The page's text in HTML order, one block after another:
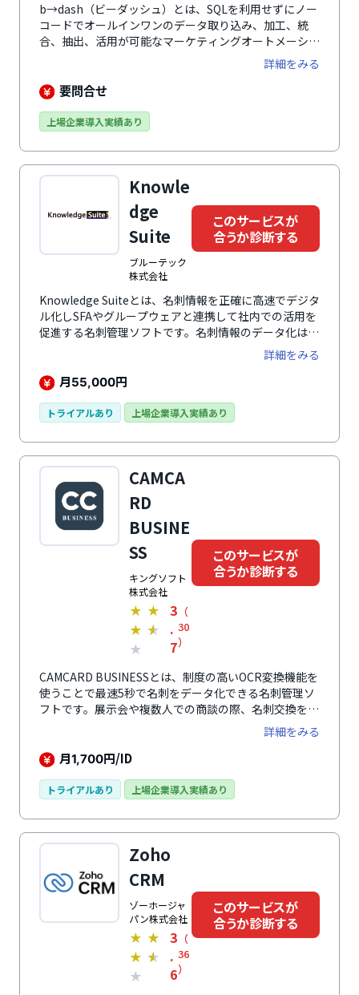
b→dash（ビーダッシュ）とは、SQLを利用せずにノー
コードでオールインワンのデータ取り込み、加工、統
合、抽出、活用が可能なマーケティングオートメーショ
ン（MA）です。110を超える業種の13万テーブル分の
統合ナレッジをGUIに昇華させた技術のデータパレット
が特徴です。Webサイト上の行動履歴や企業が持つ顧客
情報や天気の情報までもを取込み、関連付けることで多
イトを導き出し、最適なマーケティングが可能となりま
す。サイトに訪れた顧客の行動情報をもとに、適切なタ
イミングでバナーを表示しクーポンを配布したり、告知
するなどのアプローチも可能です。
詳細をみる
要問合せ
上場企業導入実績あり
Knowle
dge
Suite
ブルーテック
株式会社
このサービスが
合うか診断する
Knowledge Suiteとは、名刺情報を正確に高速でデジタ
ル化しSFAやグループウェアと連携して社内での活用を
促進する名刺管理ソフトです。名刺情報のデータ化は、
名刺に手書きしたメモさえも認識するほど高性能な
OCRや、独自の辞書機能、オペレーターによる正確さ
入力で反映されます。取り込んだ名刺情報は自動的に
どのデータを紐付けて一元管理が可能です。データ補正
するため安全にデータを保管できます。
詳細をみる
月55,000円
トライアルあり 上場企業導入実績あり
CAMCA
RD
BUSINE
SS
キングソフト
株式会社
★ ★
★ ★
★
3
.
7
（
30
）
このサービスが
合うか診断する
CAMCARD BUSINESSとは、制度の高いOCR変換機能を
使うことで最速5秒で名刺をデータ化できる名刺管理ソ
フトです。展示会や複数人での商談の際、名刺交換を行
ってからすぐにデータ化し管理できるため、スピード感
を大切にする営業に貢献します。取り込んだ名刺データ
はオペレーターによるデータの修正が入るため、名刺情
活用し商談情報やタスクを名刺に紐付けしておくことも
ど計17ヶ国の言語に対応しているので、外国人労働者
がいる企業やグローバルに展開している企業にもおすす
詳細をみる
月1,700円/ID
トライアルあり 上場企業導入実績あり
Zoho
CRM
ゾーホージャ
パン株式会社
★ ★
★ ★
★
3
.
6
（
36
）
このサービスが
合うか診断する